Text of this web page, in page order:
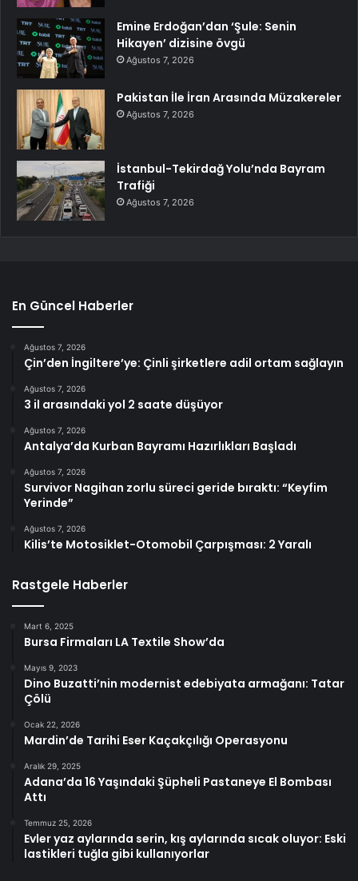
Emine Erdoğan’dan ‘Şule: Senin
Hikayen’ dizisine övgü
Ağustos 7, 2026
Pakistan İle İran Arasında Müzakereler
Ağustos 7, 2026
İstanbul-Tekirdağ Yolu’nda Bayram
Trafiği
Ağustos 7, 2026
En Güncel Haberler
Ağustos 7, 2026
Çin’den İngiltere’ye: Çinli şirketlere adil ortam sağlayın
Ağustos 7, 2026
3 il arasındaki yol 2 saate düşüyor
Ağustos 7, 2026
Antalya’da Kurban Bayramı Hazırlıkları Başladı
Ağustos 7, 2026
Survivor Nagihan zorlu süreci geride bıraktı: “Keyfim
Yerinde”
Ağustos 7, 2026
Kilis’te Motosiklet-Otomobil Çarpışması: 2 Yaralı
Rastgele Haberler
Mart 6, 2025
Bursa Firmaları LA Textile Show’da
Mayıs 9, 2023
Dino Buzatti’nin modernist edebiyata armağanı: Tatar
Çölü
Ocak 22, 2026
Mardin’de Tarihi Eser Kaçakçılığı Operasyonu
Aralık 29, 2025
Adana’da 16 Yaşındaki Şüpheli Pastaneye El Bombası
Attı
Temmuz 25, 2026
Evler yaz aylarında serin, kış aylarında sıcak oluyor: Eski
lastikleri tuğla gibi kullanıyorlar